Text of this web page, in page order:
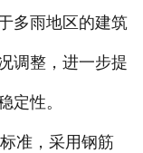
多雨地区的建筑
调整，进一步提
定性。
准，采用钢筋